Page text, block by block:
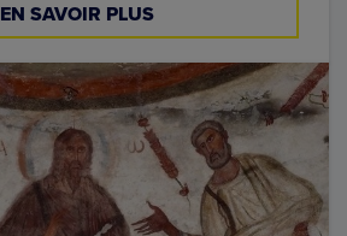
EN SAVOIR PLUS